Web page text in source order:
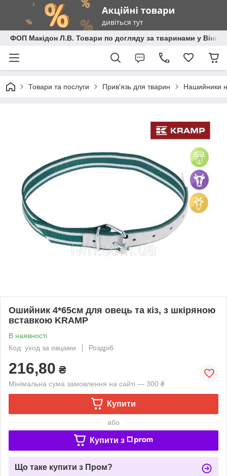
ФОП Макідон Л.В. Товари по догляду за тваринами у
Товари та послуги Прив'язь для тварин Нашийники
Ошийник 4*65см для овець та кіз, з шкіряною
вставкою KRAMP
В наявності
Код: уход за овцами
Роздріб
216,80 ₴
Мінімальна сума замовлення на сайті — 300 ₴
Купити
або
Купити з
Що таке купити з Пром?